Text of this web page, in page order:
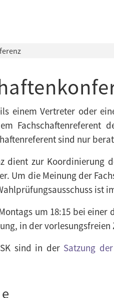
einem Vertreter oder
Fachschaftenreferent
sind nur
dient zur
Um die Meinung der
ist
um 18:15 bei
in der
sind in der Satzung